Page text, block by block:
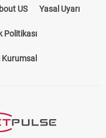
US Yasal Uyarı
Politikası